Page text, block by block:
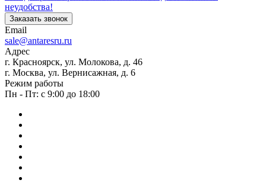
неудобства!
Заказать звонок
Email
sale@antaresru.ru
Адрес
г. Красноярск, ул. Молокова, д. 46
г. Москва, ул. Вернисажная, д. 6
Режим работы
Пн - Пт: с 9:00 до 18:00